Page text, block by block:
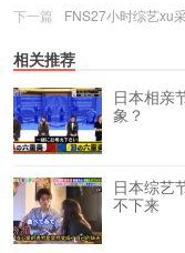
下一篇
FNS27小时综艺xu
相关推荐
日本相亲
象？
日本综艺
不下来